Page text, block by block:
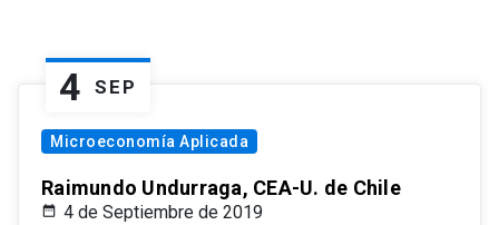
4 SEP
Microeconomía Aplicada
Raimundo Undurraga, CEA-U. de Chile
4 de Septiembre de 2019